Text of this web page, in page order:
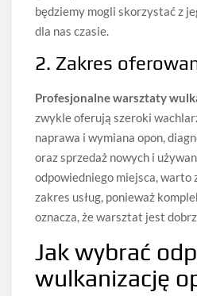
będziemy mogli skorzystać z
dla nas czasie.
2. Zakres
Profesjonalne warsztaty
zwykle oferują szeroki
naprawa i wymiana opon,
oraz sprzedaż nowych i
odpowiedniego miejsca, warto
zakres usług, ponieważ
oznacza, że warsztat jest
Jak wybrać
wulkanizację